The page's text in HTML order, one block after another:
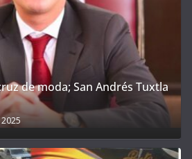
de moda; San Andrés Tuxtla